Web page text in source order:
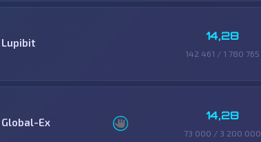
Lupibit 14,28
142 461 / 1 780 765
Global-Ex 14,28
73 000 / 3 200 000